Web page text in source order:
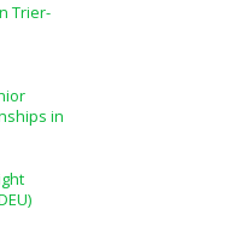
Trier-
in